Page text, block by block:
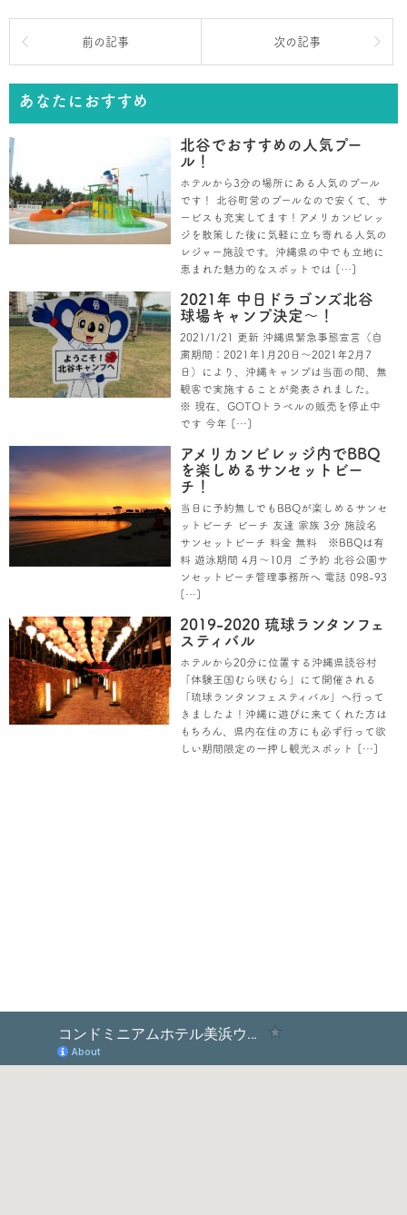
前の記事 次の記事
あなたにおすすめ
北谷でおすすめの人気プー
ル！
ホテルから3分の場所にある人気のプール
です！ 北谷町営のプールなので安くて、サ
ービスも充実してます！アメリカンビレッ
ジを散策した後に気軽に立ち寄れる人気の
レジャー施設です。沖縄県の中でも立地に
恵まれた魅力的なスポットでは […]
2021年 中日ドラゴンズ北谷
球場キャンプ決定～！
2021/1/21 更新 沖縄県緊急事態宣言（自
粛期間：2021年1月20日～2021年2月7
日）により、沖縄キャンプは当面の間、無
観客で実施することが発表されました。
※ 現在、GOTOトラベルの販売を停止中
です 今年 […]
アメリカンビレッジ内でBBQ
を楽しめるサンセットビー
チ！
当日に予約無しでもBBQが楽しめるサンセ
ットビーチ ビーチ 友達 家族 3分 施設名
サンセットビーチ 料金 無料 ※BBQは有
料 遊泳期間 4月～10月 ご予約 北谷公園サ
ンセットビーチ管理事務所へ 電話 098-93
[…]
2019-2020 琉球ランタンフェ
スティバル
ホテルから20分に位置する沖縄県読谷村
「体験王国むら咲むら」にて開催される
「琉球ランタンフェスティバル」へ行って
きましたよ！沖縄に遊びに来てくれた方は
もちろん、県内在住の方にも必ず行って欲
しい期間限定の一押し観光スポット […]